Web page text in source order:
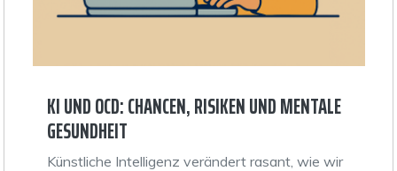
KI UND OCD: CHANCEN, RISIKEN UND MENTALE
GESUNDHEIT
Künstliche Intelligenz verändert rasant, wie wir